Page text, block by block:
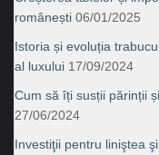
românești 06/01/2025
Istoria și evoluția
al luxului 17/09/2024
Cum să îți susții părinții
27/06/2024
Investiţii pentru liniştea